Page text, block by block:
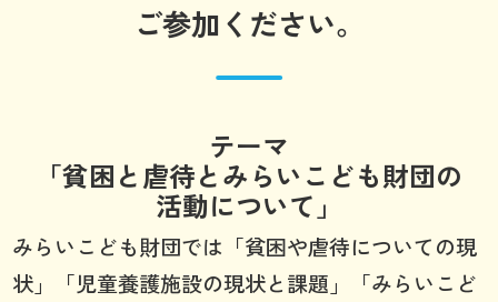
ご参加ください。
テーマ
「貧困と虐待とみらいこども財団の
活動について」
みらいこども財団では「貧困や虐待についての現
状」「児童養護施設の現状と課題」「みらいこど